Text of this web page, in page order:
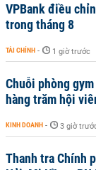
VPBank điều
trong tháng 8
TÀI CHÍNH - 1 giờ trước
Chuỗi phòng
hàng trăm hội
KINH DOANH - 3 giờ
Thanh tra Chính